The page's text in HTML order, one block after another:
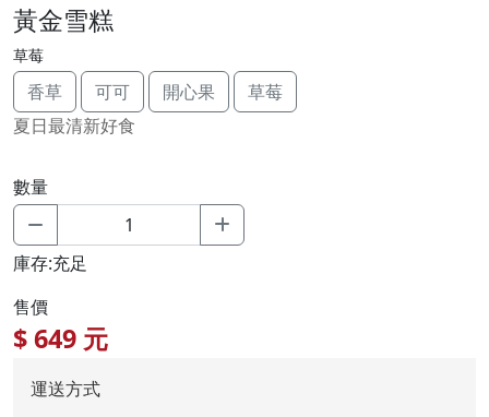
黃金雪糕
草莓
香草 可可 開心果
草莓
夏日最清新好食
數量
庫存:充足
售價
$649 元
運送方式